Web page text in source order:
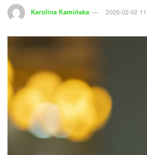
Karolina Kamińska 2026-02-02